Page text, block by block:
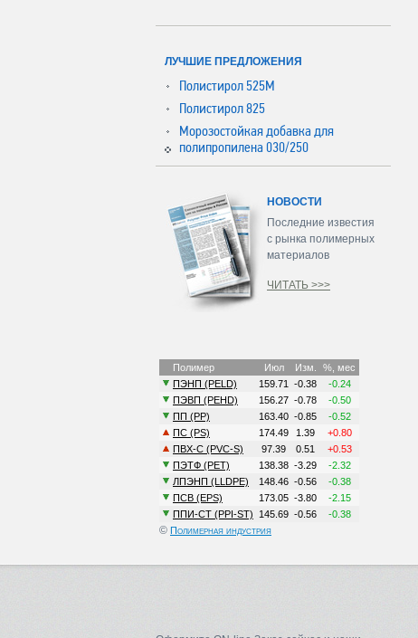
ЛУЧШИЕ ПРЕДЛОЖЕНИЯ
Полистирол 525М
Полистирол 825
Морозостойкая добавка для
полипропилена 030/250
НОВОСТИ
Последние известия
с рынка полимерных
материалов
ЧИТАТЬ >>>
© Полимерная индустрия